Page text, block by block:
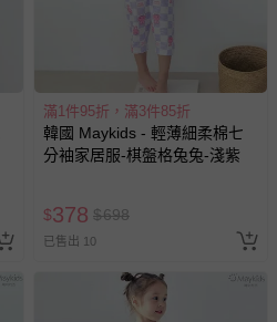
滿1件95折，滿3件85折
韓國 Maykids - 輕薄細柔棉七
分袖家居服-棋盤格兔兔-淺紫
$378 $698
已售出 10